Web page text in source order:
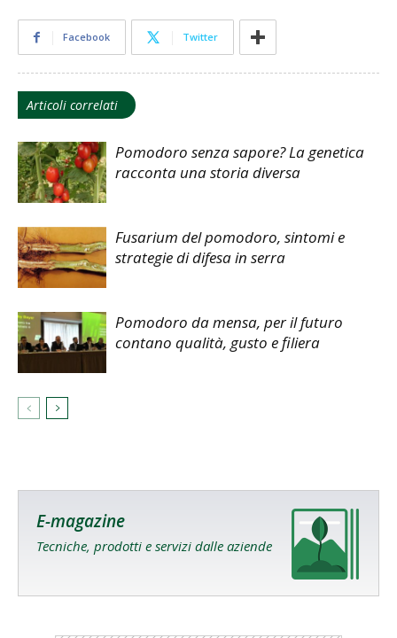
Facebook Twitter
Articoli correlati
Pomodoro senza sapore? La genetica
racconta una storia diversa
Fusarium del pomodoro, sintomi e
strategie di difesa in serra
Pomodoro da mensa, per il futuro
contano qualità, gusto e filiera
E-magazine
Tecniche, prodotti e servizi dalle aziende